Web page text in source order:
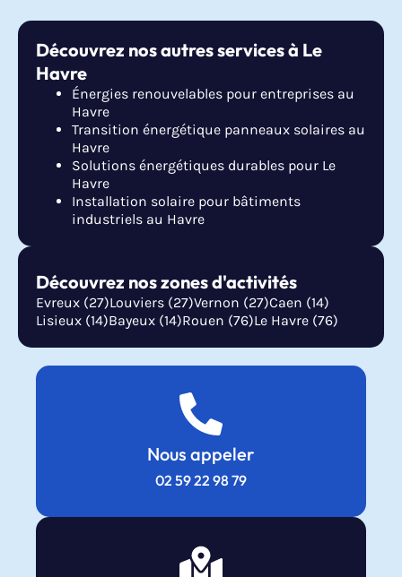
Découvrez nos autres services à Le
Havre
Énergies renouvelables pour entreprises au
Havre
Transition énergétique panneaux solaires au
Havre
Solutions énergétiques durables pour Le
Havre
Installation solaire pour bâtiments
industriels au Havre
Découvrez nos zones d'activités
Evreux (27)Louviers (27)Vernon (27)Caen (14)
Lisieux (14)Bayeux (14)Rouen (76)Le Havre (76)
Nous appeler
02 59 22 98 79